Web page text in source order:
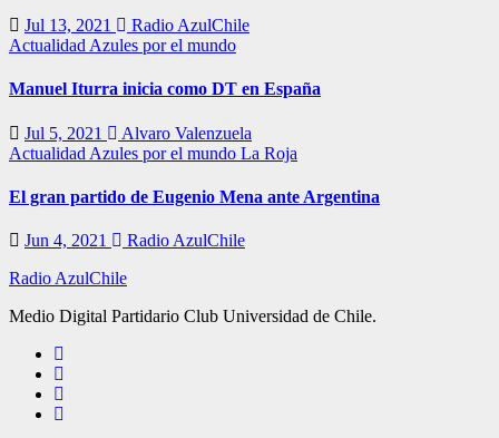
Jul 13, 2021
Radio AzulChile
Actualidad Azules por el mundo
Manuel Iturra inicia como DT en España
Jul 5, 2021
Alvaro Valenzuela
Actualidad Azules por el mundo La Roja
El gran partido de Eugenio Mena ante Argentina
Jun 4, 2021
Radio AzulChile
Radio AzulChile
Medio Digital Partidario Club Universidad de Chile.